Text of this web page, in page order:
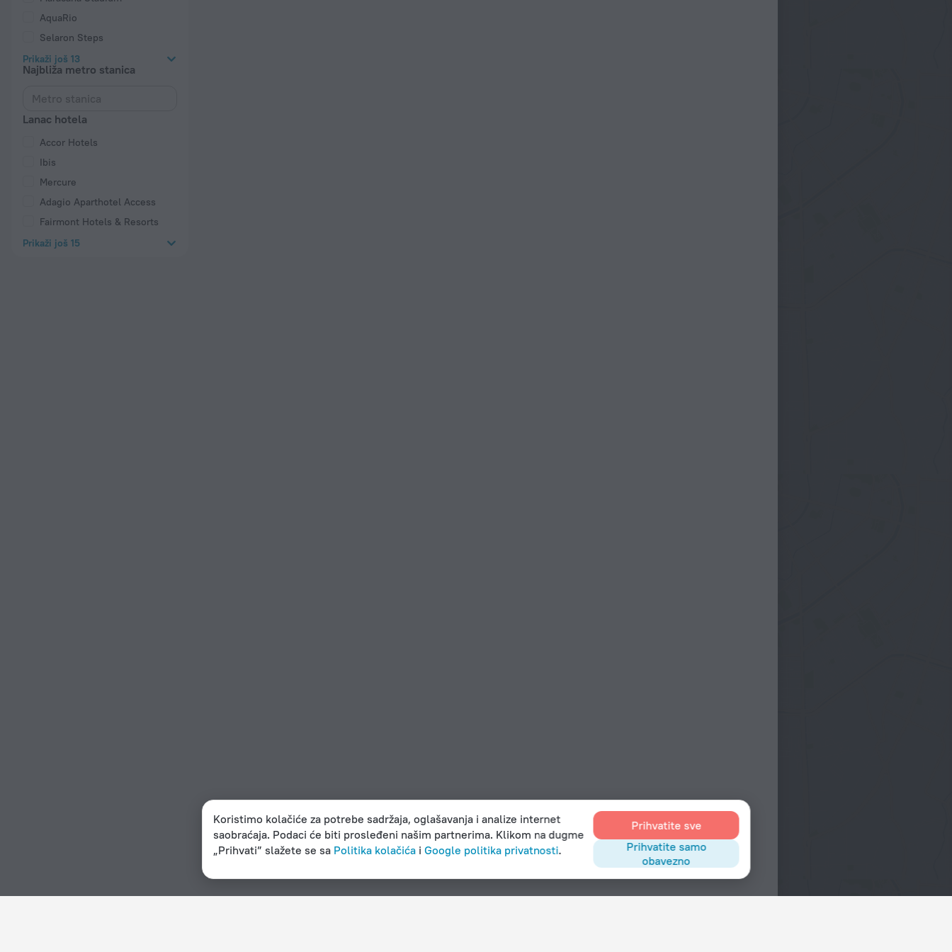
AquaRio
Selaron Steps
Prikaži još 13
Najbliža metro stanica
Lanac hotela
Accor Hotels
Ibis
Mercure
Adagio Aparthotel Access
Fairmont Hotels & Resorts
Prikaži još 15
Koristimo kolačiće za potrebe sadržaja, oglašavanja i analize internet
saobraćaja. Podaci će biti prosleđeni našim partnerima. Klikom na dugme
„Prihvati” slažete se sa Politika kolačićai Google politika privatnosti.
Prihvatite sve
Prihvatite samo
obavezno